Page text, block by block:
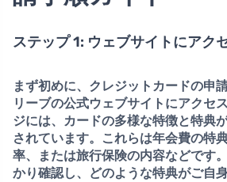
ステップ 1: ウェブサイトにアク
まず初めに、クレジットカードの申
リーブの公式ウェブサイト にアクセ
ジには、カードの多様な特徴と特典
されています。これらは年会費の特
率、または旅行保険の内容などです
かり確認し、どのような特典がご自